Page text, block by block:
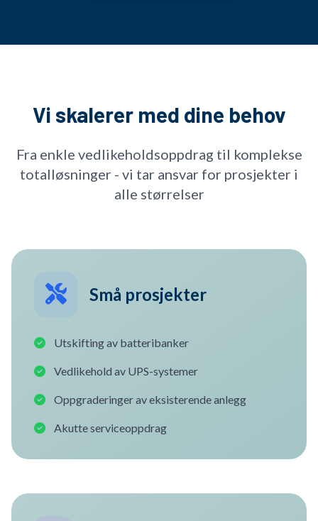
Vi skalerer med dine behov
Fra enkle vedlikeholdsoppdrag til komplekse
totalløsninger - vi tar ansvar for prosjekter i
alle størrelser
Små prosjekter
Utskifting av batteribanker
Vedlikehold av UPS-systemer
Oppgraderinger av eksisterende anlegg
Akutte serviceoppdrag